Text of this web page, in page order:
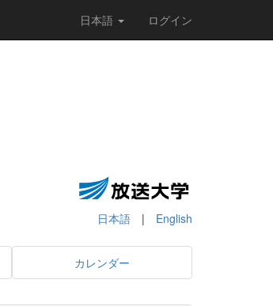
日本語 ログイン
日本語 | English
カレンダー